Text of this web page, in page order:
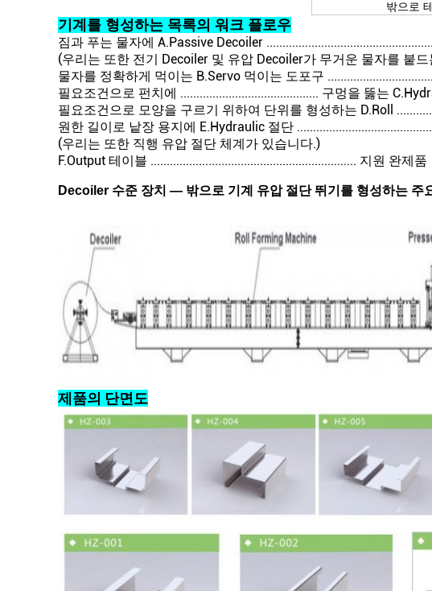
밖으로
기계를 형성하는 목록의 워크 플로우
짐과 푸는 물자에 A.Passive Decoiler
(우리는 또한 전기 Decoiler 및 유압 Decoiler가 무거운 물자를 붙
물자를 정확하게 먹이는 B.Servo 먹이는 도포구
필요조건으로 펀치에 ........................................... 구멍을 뚫는
필요조건으로 모양을 구르기 위하여 단위를 형성하는 D.Roll
원한 길이로 낱장 용지에 E.Hydraulic 절단
(우리는 또한 직행 유압 절단 체계가 있습니다.)
F.Output 테이블 ................................................................ 지원 완제품
Decoiler 수준 장치 — 밖으로 기계 유압 절단 뛰기를 형성하는 주
제품의 단면도